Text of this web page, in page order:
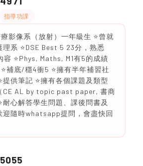
指導功課
影像系（放射）一年級生 ⭐曾就
系 ⭐️DSE Best 5 23分，熟悉
容 ⭐️Phys, Maths, M1有5的成績
⭐️補底/穩4衝5 ⭐️擁有半年補習社
提供筆記 ⭐️擁有各個課題及類型
CE AL by topic past paper, 書商
耐心解答學生問題、課後問書及
迎隨時whatsapp提問，會盡快回